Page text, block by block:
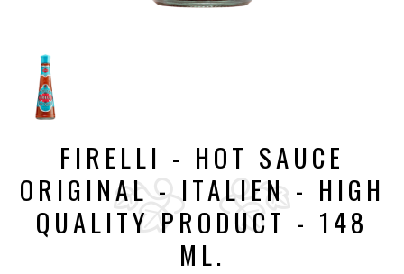
FIRELLI - HOT SAUCE
ORIGINAL - ITALIEN - HIGH
QUALITY PRODUCT - 148
ML.